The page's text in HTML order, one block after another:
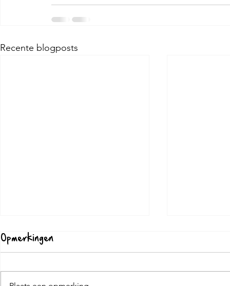
Recente blogposts
Opmerkingen